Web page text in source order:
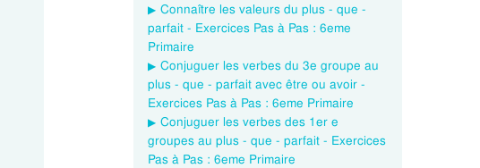
Connaître les valeurs du plus - que -
parfait - Exercices Pas à Pas : 6eme
Primaire
Conjuguer les verbes du 3e groupe au
plus - que - parfait avec être ou avoir -
Exercices Pas à Pas : 6eme Primaire
Conjuguer les verbes des 1er e
groupes au plus - que - parfait - Exercices
Pas à Pas : 6eme Primaire